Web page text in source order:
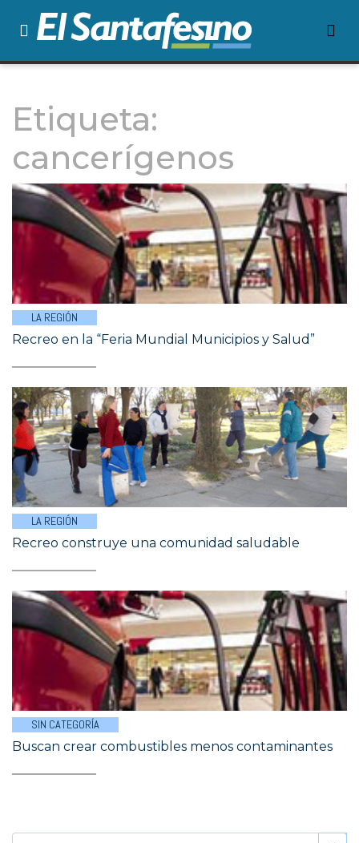
Etiqueta:
cancerígenos
LA REGIÓN
Recreo en la “Feria Mundial Municipios y Salud”
LA REGIÓN
Recreo construye una comunidad saludable
SIN CATEGORÍA
Buscan crear combustibles menos contaminantes